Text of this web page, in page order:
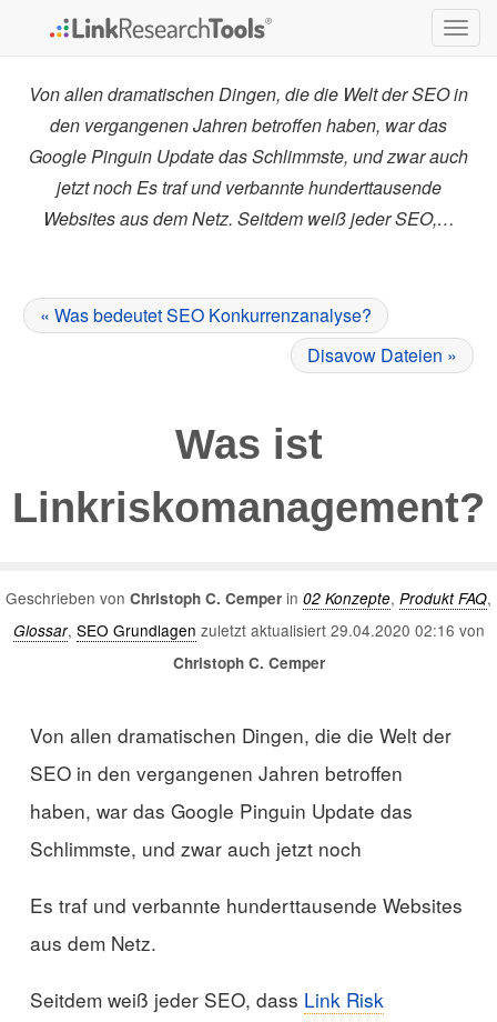
Von allen dramatischen Dingen, die die Welt der SEO in
den vergangenen Jahren betroffen haben, war das
Google Pinguin Update das Schlimmste, und zwar auch
jetzt noch Es traf und verbannte hunderttausende
Websites aus dem Netz. Seitdem weiß jeder SEO,…
« Was bedeutet SEO Konkurrenzanalyse?
Disavow Dateien »
Was ist
Linkriskomanagement?
Geschrieben von Christoph C. Cemper in 02 Konzepte, Produkt FAQ,
Glossar, SEO Grundlagen zuletzt aktualisiert 29.04.2020 02:16 von
Christoph C. Cemper
Von allen dramatischen Dingen, die die Welt der
SEO in den vergangenen Jahren betroffen
haben, war das Google Pinguin Update das
Schlimmste, und zwar auch jetzt noch
Es traf und verbannte hunderttausende Websites
aus dem Netz.
Seitdem weiß jeder SEO, dass Link Risk